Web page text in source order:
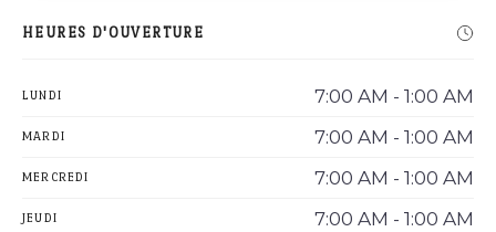
HEURES D'OUVERTURE
LUNDI 7:00 AM - 1:00 AM
MARDI 7:00 AM - 1:00 AM
MERCREDI 7:00 AM - 1:00 AM
JEUDI 7:00 AM - 1:00 AM